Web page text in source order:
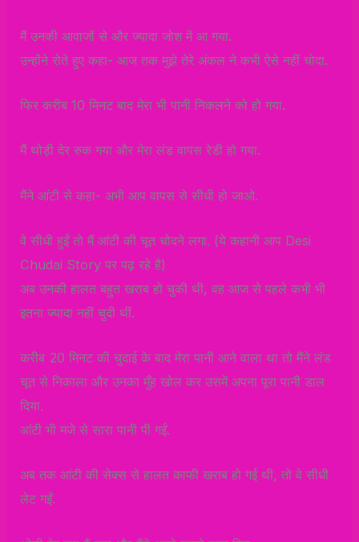
मैं उनकी आवाजों से और ज्यादा जोश में आ गया.
उन्होंने रोते हुए कहा- आज तक मुझे तेरे अंकल ने कभी ऐसे नहीं चोदा.
फिर करीब 10 मिनट बाद मेरा भी पानी निकलने को हो गया.
मैं थोड़ी देर रुक गया और मेरा लंड वापस रेडी हो गया.
मैंने आंटी से कहा- अभी आप वापस से सीधी हो जाओ.
वे सीधी हुईं तो मैं आंटी की चूत चोदने लगा. (ये कहानी आप Desi
Chudai Story पर पढ़ रहे है)
अब उनकी हालत बहुत खराब हो चुकी थी, वह आज से पहले कभी भी
इतना ज्यादा नहीं चुदी थीं.
करीब 20 मिनट की चुदाई के बाद मेरा पानी आने वाला था तो मैंने लंड
चूत से निकाला और उनका मुँह खोल कर उसमें अपना पूरा पानी डाल
दिया.
आंटी भी मजे से सारा पानी पी गईं.
अब तक आंटी की सेक्स से हालत काफी खराब हो गई थी, तो वे सीधी
लेट गईं.